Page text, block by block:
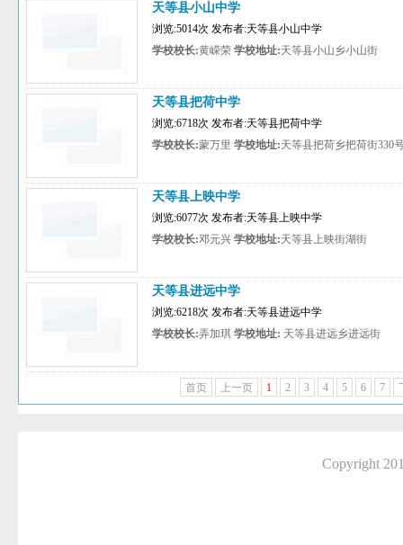
天等县小山中学
浏览:5014次 发布者:天等县小山中学
学校校长:黄嵘荣 学校地址:天等县小山乡小山街
天等县把荷中学
浏览:6718次 发布者:天等县把荷中学
学校校长:蒙万里 学校地址:天等县把荷乡把荷街330
天等县上映中学
浏览:6077次 发布者:天等县上映中学
学校校长:邓元兴 学校地址:天等县上映街湖街
天等县进远中学
浏览:6218次 发布者:天等县进远中学
学校校长:弄加琪 学校地址: 天等县进远乡进远街
首页 上一页 1 2 3 4 5 6 7
Copyright